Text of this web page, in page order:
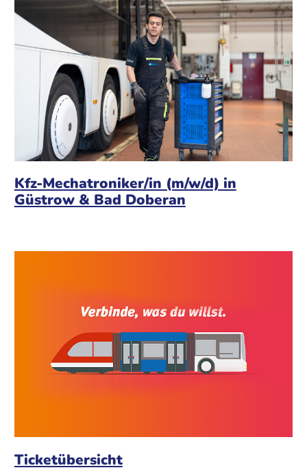
Kfz-Mechatroniker/in (m/w/d) in
Güstrow & Bad Doberan
Ticketübersicht